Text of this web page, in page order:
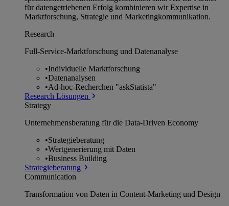
für datengetriebenen Erfolg kombinieren wir Expertise in
Marktforschung, Strategie und Marketingkommunikation.
Research
Full-Service-Marktforschung und Datenanalyse
•Individuelle Marktforschung
•Datenanalysen
•Ad-hoc-Recherchen "askStatista"
Research Lösungen
Strategy
Unternehmens­beratung für die Data-Driven Economy
•Strategieberatung
•Wertgenerierung mit Daten
•Business Building
Strategieberatung
Communication
Transformation von Daten in Content-Marketing und Design